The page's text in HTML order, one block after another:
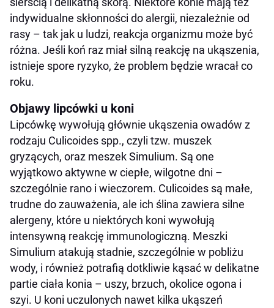
indywidualne skłonności do alergii, niezależnie od
rasy – tak jak u ludzi, reakcja organizmu może być
różna. Jeśli koń raz miał silną reakcję na ukąszenia,
istnieje spore ryzyko, że problem będzie wracał co
roku.
Objawy lipcówki u koni
Lipcówkę wywołują głównie ukąszenia owadów z
rodzaju Culicoides spp., czyli tzw. muszek
gryzących, oraz meszek Simulium. Są one
wyjątkowo aktywne w ciepłe, wilgotne dni –
szczególnie rano i wieczorem. Culicoides są małe,
trudne do zauważenia, ale ich ślina zawiera silne
alergeny, które u niektórych koni wywołują
intensywną reakcję immunologiczną. Meszki
Simulium atakują stadnie, szczególnie w pobliżu
wody, i również potrafią dotkliwie kąsać w delikatne
partie ciała konia – uszy, brzuch, okolice ogona i
szyi. U koni uczulonych nawet kilka ukąszeń